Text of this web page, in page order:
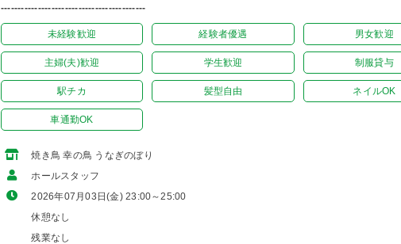
-------------------------------------------
未経験歓迎 経験者優遇 男女歓迎
主婦(夫)歓迎 学生歓迎 制服貸与
駅チカ 髪型自由 ネイルOK
車通勤OK
焼き鳥 幸の鳥 うなぎのぼり
ホールスタッフ
2026年07月03日(金) 23:00～25:00
休憩なし
残業なし